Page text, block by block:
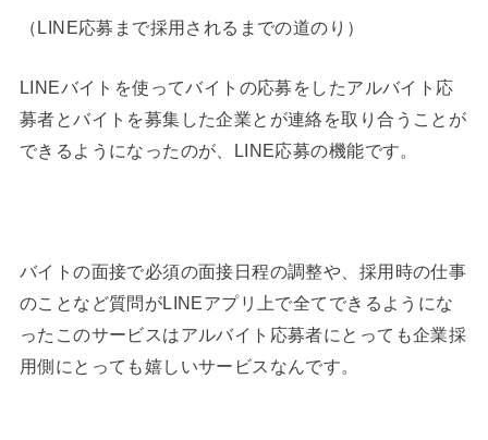
（LINE応募まで採用されるまでの道のり）
LINEバイトを使ってバイトの応募をしたアルバイト応
募者とバイトを募集した企業とが連絡を取り合うことが
できるようになったのが、LINE応募の機能です。
バイトの面接で必須の面接日程の調整や、採用時の仕事
のことなど質問がLINEアプリ上で全てできるようにな
ったこのサービスはアルバイト応募者にとっても企業採
用側にとっても嬉しいサービスなんです。